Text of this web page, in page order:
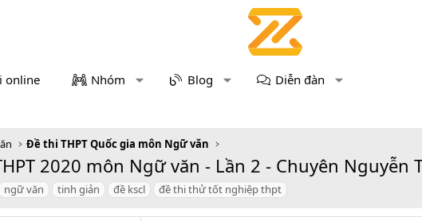
online Nhóm Blog Diễn đàn
Đề thi THPT Quốc gia môn Ngữ văn
2020 môn Ngữ văn - Lần 2 - Chuyên Nguyễn
ngữ văn tinh giản đề kscl đề thi thử tốt nghiệp thpt